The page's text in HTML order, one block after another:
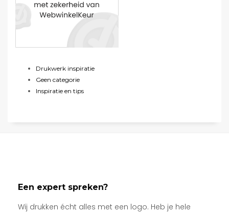
Drukwerk inspiratie
Geen categorie
Inspiratie en tips
Een expert spreken?
Wij drukken écht alles met een logo. Heb je hele